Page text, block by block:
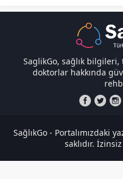
SaglikGo, sağlık
doktorlar hakkında
SağlıkGo - Portalımızdaki
saklıdır.